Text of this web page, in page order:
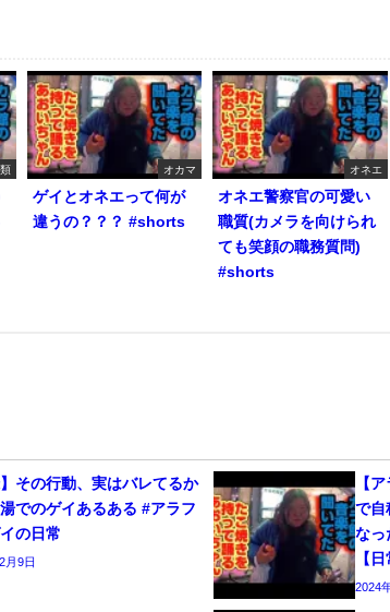
オカマ
ゲイとオネエって何が
違うの？？？ #shorts
オネエ
オネエ警察官の可愛い
職質(カメラを向けられ
ても笑顔の職務質問)
#shorts
】その行動、実はバレてるか
でのゲイあるある #アラフ
の日常
月9日
【
で自
なっ
【日
2024